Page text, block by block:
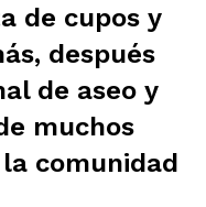
de cupos y
después
de aseo y
muchos
comunidad